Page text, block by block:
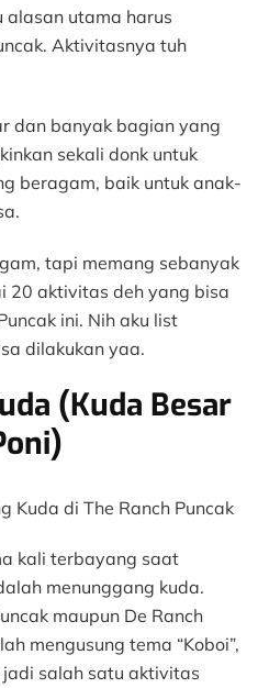
alasan utama harus
Aktivitasnya tuh
dan banyak bagian yang
sekali donk untuk
beragam, baik untuk anak-
tapi memang sebanyak
20 aktivitas deh yang bisa
ini. Nih aku list
dilakukan yaa.
(Kuda Besar
kali terbayang saat
menunggang kuda.
maupun De Ranch
mengusung tema “Koboi”,
salah satu aktivitas